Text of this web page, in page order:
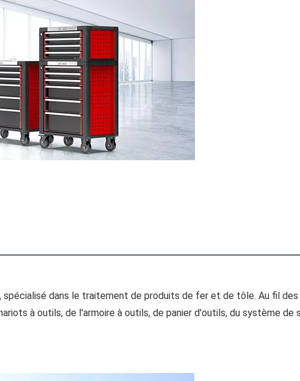
dans le traitement de produits de fer et de tôle. Au fil
à outils, de l'armoire à outils, de panier d'outils, du système